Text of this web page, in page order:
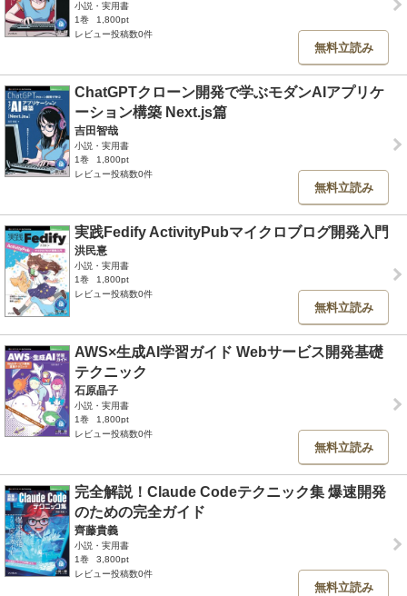
小説・実用書
1巻
1,800pt
レビュー投稿数0件
無料立読み
ChatGPTクローン開発で学ぶモダンAIアプリケ
ーション構築 Next.js篇
吉田智哉
小説・実用書
1巻
1,800pt
レビュー投稿数0件
無料立読み
実践Fedify ActivityPubマイクロブログ開発入門
洪民憙
小説・実用書
1巻
1,800pt
レビュー投稿数0件
無料立読み
AWS×生成AI学習ガイド Webサービス開発基礎
テクニック
石原晶子
小説・実用書
1巻
1,800pt
レビュー投稿数0件
無料立読み
完全解説！Claude Codeテクニック集 爆速開発
のための完全ガイド
齊藤貴義
小説・実用書
1巻
3,800pt
レビュー投稿数0件
無料立読み